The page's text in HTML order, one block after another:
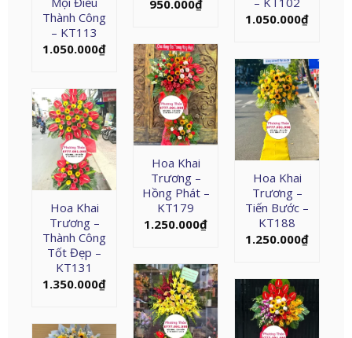
950.000₫
1.050.000₫
Thành Công
– KT113
1.050.000₫
Hoa Khai
Trương –
Hồng Phát –
KT179
1.250.000₫
Hoa Khai
Trương –
Tiến Bước –
KT188
1.250.000₫
Hoa Khai
Trương –
Thành Công
Tốt Đẹp –
KT131
1.350.000₫